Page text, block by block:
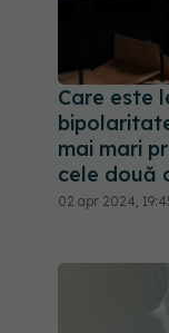
Care este
mai mari
cele două
02 apr 2024,